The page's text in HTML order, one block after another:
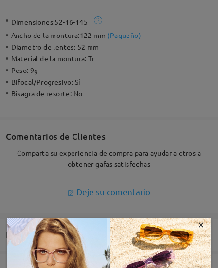
Dimensiones:52-16-145
Ancho de la montura:122 mm (Paqueño)
Diametro de lentes: 52 mm
Material de la montura:Tr
Peso: 9g
Bifocal/Progresivo: Sí
Bisagra de resorte: No
Comentarios de Clientes
Comparta su experiencia de compra para ayudar a otros a
obtener gafas satisfechas
Deje su comentario
Entrega
×